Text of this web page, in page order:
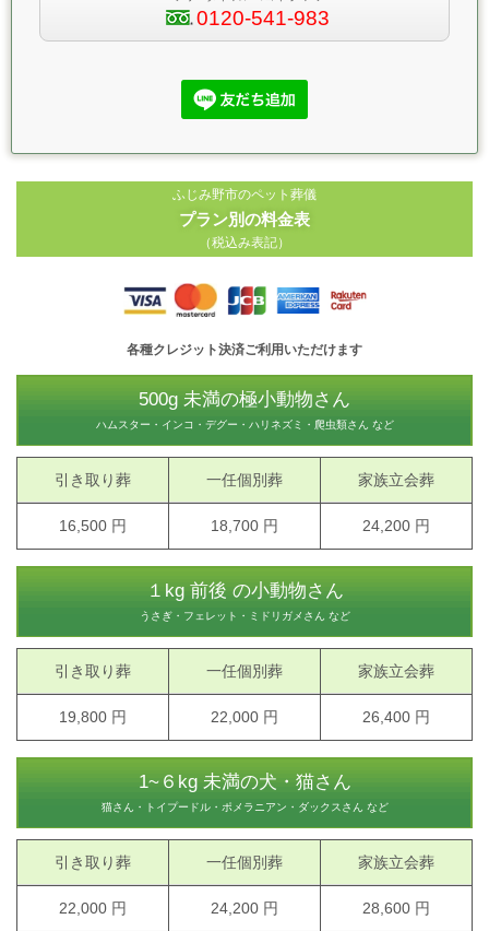
0120-541-983
ふじみ野市のペット葬儀
プラン別の料金表
（税込み表記）
各種クレジット決済ご利用いただけます
500g 未満の極小動物さん
ハムスター・インコ・デグー・ハリネズミ・爬虫類さん など
引き取り葬 一任個別葬 家族立会葬
16,500 円 18,700 円 24,200 円
１kg 前後 の小動物さん
うさぎ・フェレット・ミドリガメさん など
引き取り葬 一任個別葬 家族立会葬
19,800 円 22,000 円 26,400 円
1~６kg 未満の犬・猫さん
猫さん・トイプードル・ポメラニアン・ダックスさん など
引き取り葬 一任個別葬 家族立会葬
22,000 円 24,200 円 28,600 円